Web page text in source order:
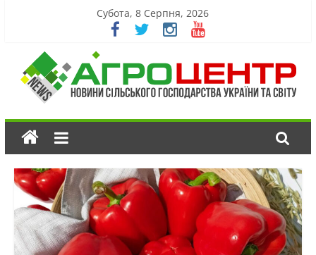
Субота, 8 Серпня, 2026